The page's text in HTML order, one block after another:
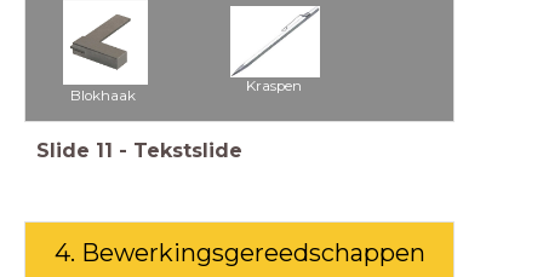
Blokhaak
Kraspen
Slide 11 - Tekstslide
4. Bewerkingsgereedschappen